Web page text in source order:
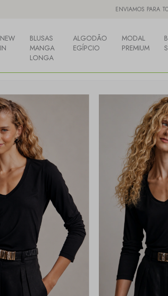
ENVIAMOS PARA
NEW
IN
BLUSAS
MANGA
LONGA
ALGODÃO
EGÍPCIO
MODAL
PREMIUM